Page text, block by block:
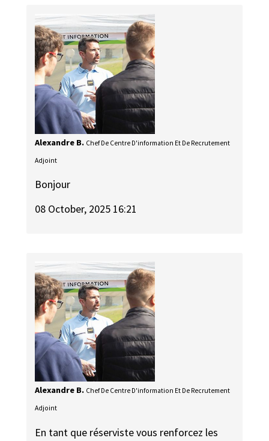
Alexandre B. Chef De Centre D'information Et De Recrutement
Adjoint
Bonjour
08 October, 2025 16:21
Alexandre B. Chef De Centre D'information Et De Recrutement
Adjoint
En tant que réserviste vous renforcez les